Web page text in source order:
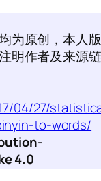
为原创，本人版
明作者及来源链
04/27/
to-words/
4.0